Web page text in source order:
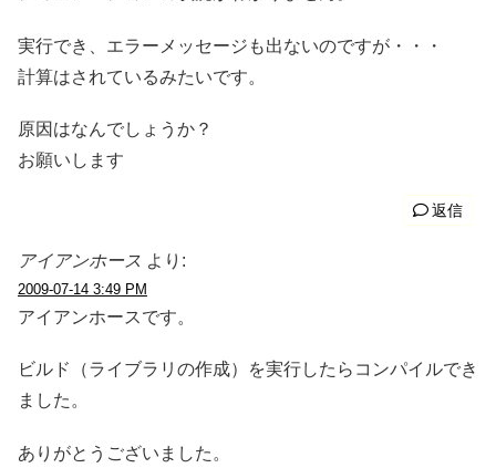
実行でき、エラーメッセージも出ないのですが・・・
計算はされているみたいです。
原因はなんでしょうか？
お願いします
返信
アイアンホース より:
2009-07-14 3:49 PM
アイアンホースです。
ビルド（ライブラリの作成）を実行したらコンパイルでき
ました。
ありがとうございました。